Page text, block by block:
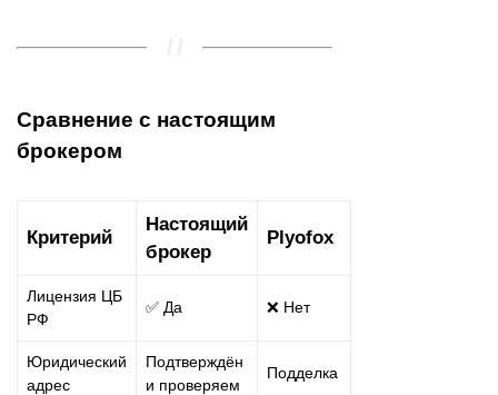
Сравнение с настоящим
брокером
Критерий
Настоящий
брокер
Plyofox
Лицензия ЦБ
РФ
✅ Да ❌ Нет
Юридический
адрес
Подтверждён
и проверяем
Подделка